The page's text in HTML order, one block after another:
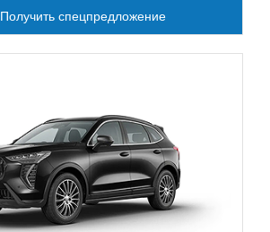
Получить спецпредложение